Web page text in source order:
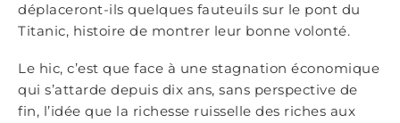
déplaceront-ils quelques fauteuils sur le pont du
Titanic, histoire de montrer leur bonne volonté.
Le hic, c’est que face à une stagnation économique
qui s’attarde depuis dix ans, sans perspective de
fin, l’idée que la richesse ruisselle des riches aux